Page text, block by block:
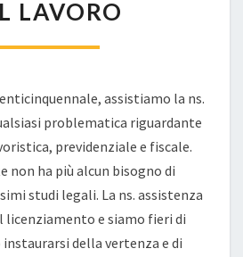
CONSULENZA
DEL
LAVORO
LAVORO
assistiamo la ns.
problematica riguardante
previdenziale e fiscale.
non ha più alcun bisogno di
studi legali. La ns. assistenza
licenziamento e siamo fieri di
della vertenza e di